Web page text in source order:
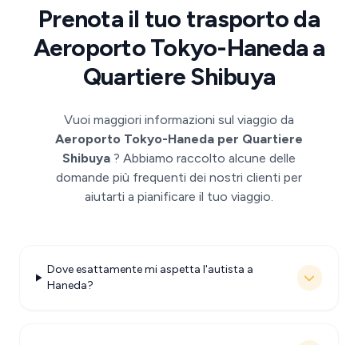
Prenota il tuo trasporto da
Aeroporto Tokyo-Haneda a
Quartiere Shibuya
Vuoi maggiori informazioni sul viaggio da
Aeroporto Tokyo-Haneda per Quartiere
Shibuya ? Abbiamo raccolto alcune delle
domande più frequenti dei nostri clienti per
aiutarti a pianificare il tuo viaggio.
Dove esattamente mi aspetta l'autista a
Haneda?